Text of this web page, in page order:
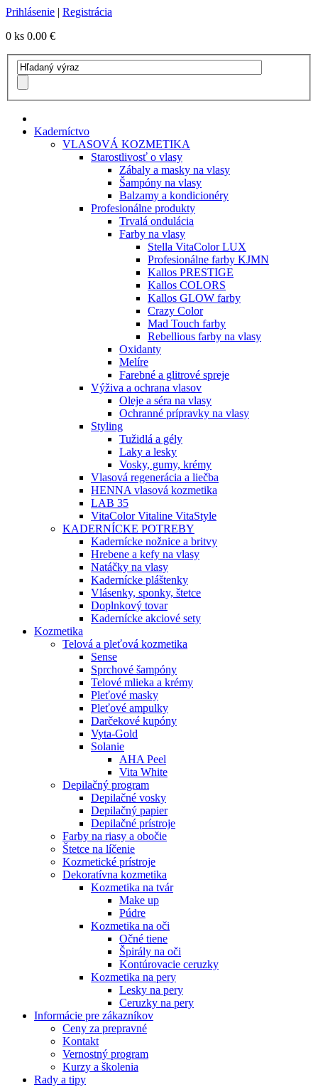
Prihlásenie | Registrácia
0 ks 0.00 €
Kaderníctvo
VLASOVÁ KOZMETIKA
Starostlivosť o vlasy
Zábaly a masky na vlasy
Šampóny na vlasy
Balzamy a kondicionéry
Profesionálne produkty
Trvalá ondulácia
Farby na vlasy
Stella VitaColor LUX
Profesionálne farby KJMN
Kallos PRESTIGE
Kallos COLORS
Kallos GLOW farby
Crazy Color
Mad Touch farby
Rebellious farby na vlasy
Oxidanty
Melíre
Farebné a glitrové spreje
Výživa a ochrana vlasov
Oleje a séra na vlasy
Ochranné prípravky na vlasy
Styling
Tužidlá a gély
Laky a lesky
Vosky, gumy, krémy
Vlasová regenerácia a liečba
HENNA vlasová kozmetika
LAB 35
VitaColor Vitaline VitaStyle
KADERNÍCKE POTREBY
Kadernícke nožnice a britvy
Hrebene a kefy na vlasy
Natáčky na vlasy
Kadernícke pláštenky
Vlásenky, sponky, štetce
Doplnkový tovar
Kadernícke akciové sety
Kozmetika
Telová a pleťová kozmetika
Sense
Sprchové šampóny
Telové mlieka a krémy
Pleťové masky
Pleťové ampulky
Darčekové kupóny
Vyta-Gold
Solanie
AHA Peel
Vita White
Depilačný program
Depilačné vosky
Depilačný papier
Depilačné prístroje
Farby na riasy a obočie
Štetce na líčenie
Kozmetické prístroje
Dekoratívna kozmetika
Kozmetika na tvár
Make up
Púdre
Kozmetika na oči
Očné tiene
Špirály na oči
Kontúrovacie ceruzky
Kozmetika na pery
Lesky na pery
Ceruzky na pery
Informácie pre zákazníkov
Ceny za prepravné
Kontakt
Vernostný program
Kurzy a školenia
Rady a tipy